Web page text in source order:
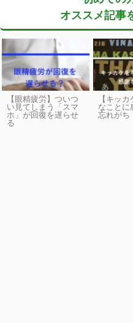
オススメ記事
【眼精疲労】ついつ
い見てしまう「スマ
ホ」が回復を遅らせ
る
【キッ
なことに
忘れがち